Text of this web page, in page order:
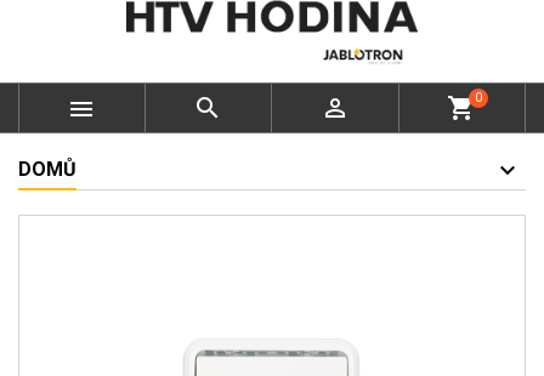
   shopping_cart0
DOMŮ